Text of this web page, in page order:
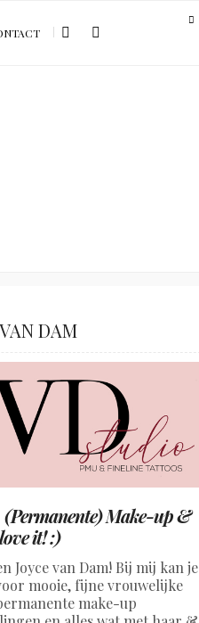
DAM
(Permanente) Make-up &
it! :)
Joyce van Dam! Bij mij kan je
mooie, fijne vrouwelijke
make-up